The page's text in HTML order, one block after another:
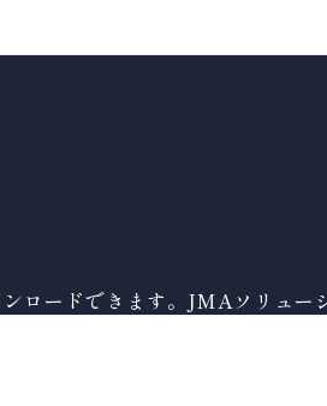
ロードできます。JMAソリュー